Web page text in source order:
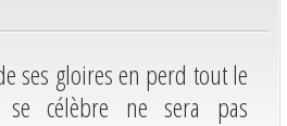
ses gloires en perd tout le
célèbre ne sera pas